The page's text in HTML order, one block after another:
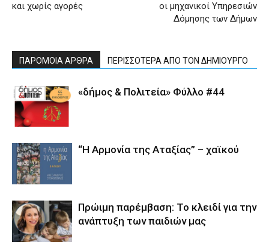
και χωρίς αγορές
οι μηχανικοί Υπηρεσιών
Δόμησης των Δήμων
ΠΑΡΟΜΟΙΑ ΑΡΘΡΑ ΠΕΡΙΣΣΟΤΕΡΑ ΑΠΟ ΤΟΝ ΔΗΜΙΟΥΡΓΟ
«δήμος & Πολιτεία» Φύλλο #44
“Η Αρμονία της Αταξίας” – χαϊκού
Πρώιμη παρέμβαση: Το κλειδί για την
ανάπτυξη των παιδιών µας